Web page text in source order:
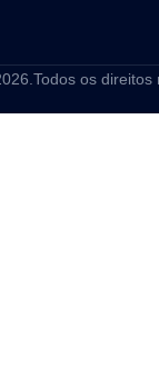
os direitos